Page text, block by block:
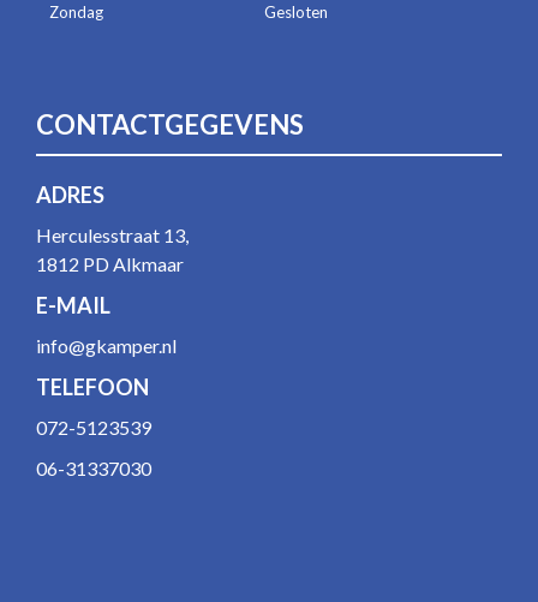
Zondag Gesloten
CONTACTGEGEVENS
ADRES
Herculesstraat 13,
1812 PD Alkmaar
E-MAIL
info@gkamper.nl
TELEFOON
072-5123539
06-31337030